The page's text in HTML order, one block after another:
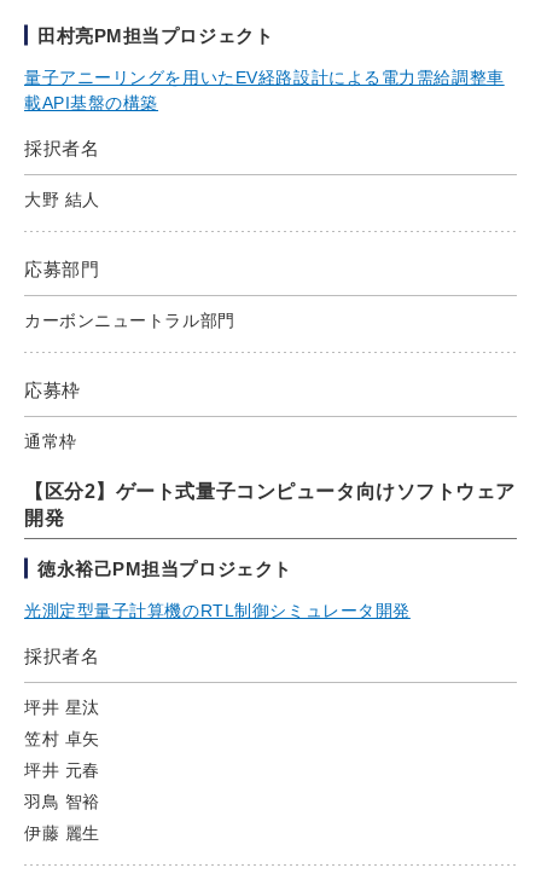
田村亮PM担当プロジェクト
量子アニーリングを用いたEV経路設計による電力需給調整車
載API基盤の構築
採択者名
大野 結人
応募部門
カーボンニュートラル部門
応募枠
通常枠
【区分2】ゲート式量子コンピュータ向けソフトウェア
開発
徳永裕己PM担当プロジェクト
光測定型量子計算機のRTL制御シミュレータ開発
採択者名
坪井 星汰
笠村 卓矢
坪井 元春
羽鳥 智裕
伊藤 麗生